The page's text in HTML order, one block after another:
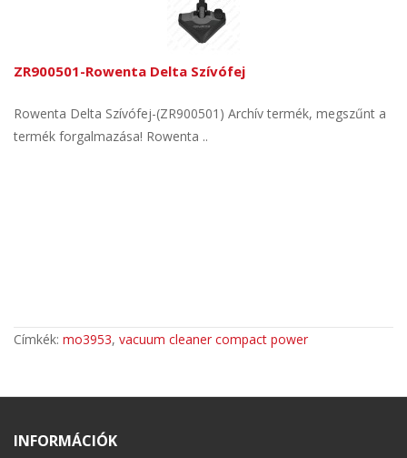
ZR900501-Rowenta Delta Szívófej
Rowenta Delta Szívófej-(ZR900501) Archív termék, megszűnt a
termék forgalmazása! Rowenta ..
Címkék: mo3953, vacuum cleaner compact power
INFORMÁCIÓK